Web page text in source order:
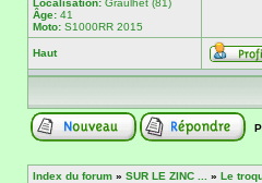
Localisation: Graulhet (81)
Âge: 41
Moto: S1000RR 2015
Haut
Index du forum » SUR LE ZINC ... » Le